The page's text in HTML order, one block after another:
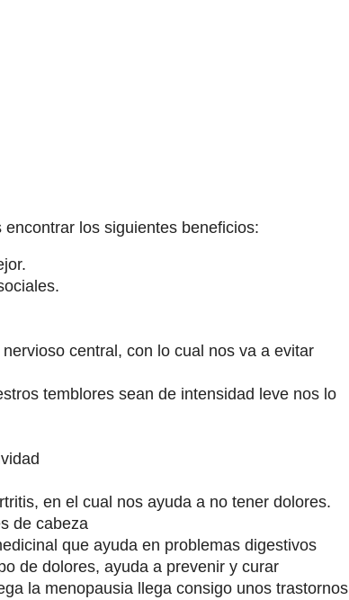
los siguientes beneficios:
central, con lo cual nos va a evitar
temblores sean de intensidad leve nos lo
en el cual nos ayuda a no tener dolores.
de cabeza
que ayuda en problemas digestivos
de dolores, ayuda a prevenir y curar
la menopausia llega consigo unos trastornos